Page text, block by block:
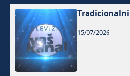
Tradicionalni
15/07/2026